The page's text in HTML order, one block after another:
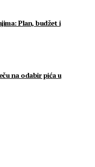
Plan, budžet i
na odabir pića u